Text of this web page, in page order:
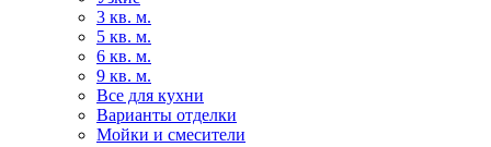
3 кв. м.
5 кв. м.
6 кв. м.
9 кв. м.
Все для кухни
Варианты отделки
Мойки и смесители